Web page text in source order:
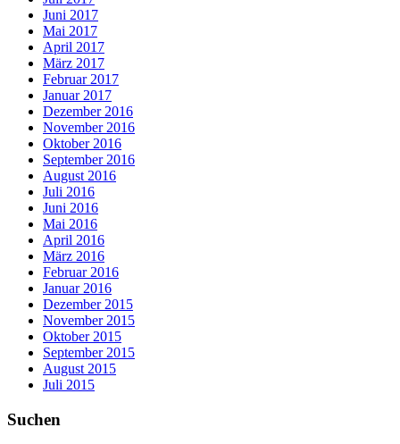
Juni 2017
Mai 2017
April 2017
März 2017
Februar 2017
Januar 2017
Dezember 2016
November 2016
Oktober 2016
September 2016
August 2016
Juli 2016
Juni 2016
Mai 2016
April 2016
März 2016
Februar 2016
Januar 2016
Dezember 2015
November 2015
Oktober 2015
September 2015
August 2015
Juli 2015
Suchen